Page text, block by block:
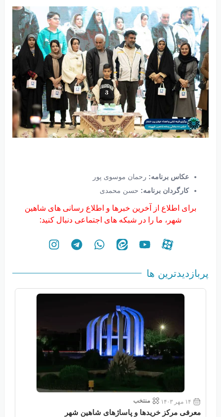
عکاس برنامه: رحمان موسوی پور
کارگردان برنامه: حسن محمدی
برای اطلاع از آخرین خبرها و اطلاع رسانی های شاهین
شهر، ما را در شبکه های اجتماعی دنبال کنید:
پربازدیدترین ها
۱۴ مهر ۱۴۰۳ منتخب
معرفی مرکز خریدها و پاساژهای شاهین شهر